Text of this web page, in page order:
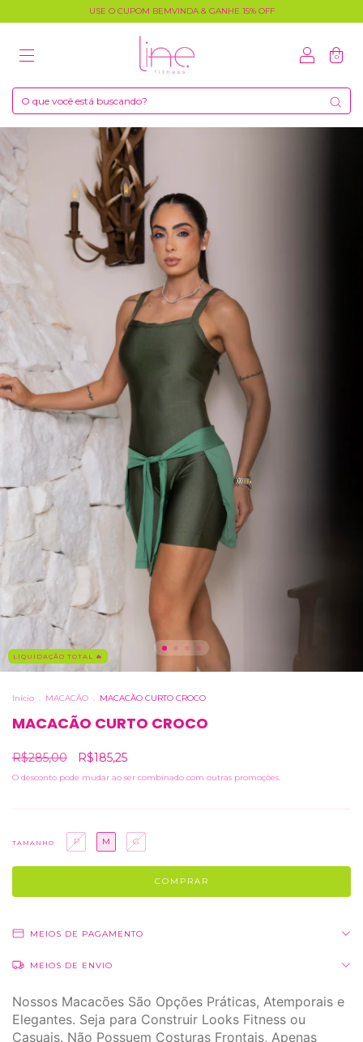
USE O CUPOM BEMVINDA & GANHE 15% OFF
0
LIQUIDAÇÃO TOTAL 🔥
Início . MACACÃO . MACACÃO CURTO CROCO
MACACÃO CURTO CROCO
R$285,00 R$185,25
O desconto pode mudar ao ser combinado com outras promoções.
TAMANHO P M G
MEIOS DE PAGAMENTO
MEIOS DE ENVIO
Nossos Macacões São Opções Práticas, Atemporais e
Elegantes. Seja para Construir Looks Fitness ou
Casuais. Não Possuem Costuras Frontais, Apenas